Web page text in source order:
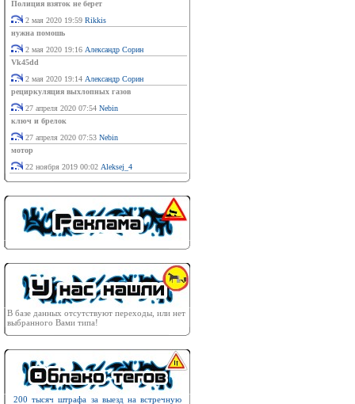
Полиция взяток не берет
2 мая 2020 19:59 Rikkis
нужна помошь
2 мая 2020 19:16 Александр Сорин
Vk45dd
2 мая 2020 19:14 Александр Сорин
рециркуляция выхлопных газов
27 апреля 2020 07:54 Nebin
ключ и брелок
27 апреля 2020 07:53 Nebin
мотор
22 ноября 2019 00:02 Aleksej_4
В базе данных отсутствуют переходы, или нет
выбранного Вами типа!
200 тысяч штрафа за выезд на встречную